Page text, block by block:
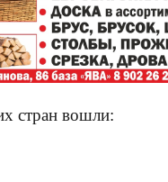
стран вошли: